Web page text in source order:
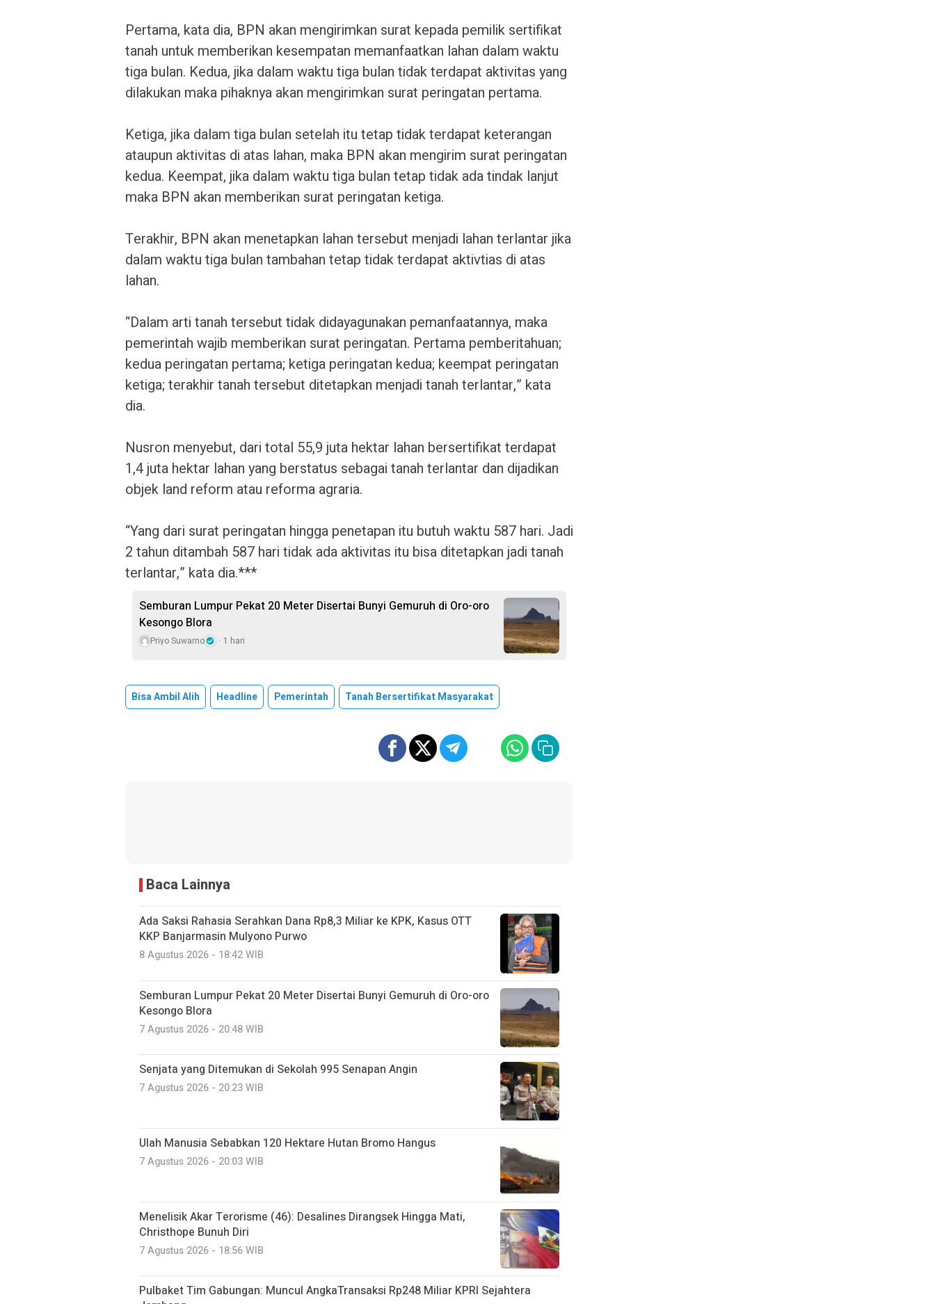
Pertama, kata dia, BPN akan mengirimkan surat kepada pemilik sertifikat
tanah untuk memberikan kesempatan memanfaatkan lahan dalam waktu
tiga bulan. Kedua, jika dalam waktu tiga bulan tidak terdapat aktivitas yang
dilakukan maka pihaknya akan mengirimkan surat peringatan pertama.
Ketiga, jika dalam tiga bulan setelah itu tetap tidak terdapat keterangan
ataupun aktivitas di atas lahan, maka BPN akan mengirim surat peringatan
kedua. Keempat, jika dalam waktu tiga bulan tetap tidak ada tindak lanjut
maka BPN akan memberikan surat peringatan ketiga.
Terakhir, BPN akan menetapkan lahan tersebut menjadi lahan terlantar jika
dalam waktu tiga bulan tambahan tetap tidak terdapat aktivtias di atas
lahan.
“Dalam arti tanah tersebut tidak didayagunakan pemanfaatannya, maka
pemerintah wajib memberikan surat peringatan. Pertama pemberitahuan;
kedua peringatan pertama; ketiga peringatan kedua; keempat peringatan
ketiga; terakhir tanah tersebut ditetapkan menjadi tanah terlantar,” kata
dia.
Nusron menyebut, dari total 55,9 juta hektar lahan bersertifikat terdapat
1,4 juta hektar lahan yang berstatus sebagai tanah terlantar dan dijadikan
objek land reform atau reforma agraria.
“Yang dari surat peringatan hingga penetapan itu butuh waktu 587 hari. Jadi
2 tahun ditambah 587 hari tidak ada aktivitas itu bisa ditetapkan jadi tanah
terlantar,” kata dia.***
Semburan Lumpur Pekat 20 Meter Disertai Bunyi Gemuruh di Oro-oro
Kesongo Blora
Priyo Suwarno 1 hari
Bisa Ambil Alih Headline Pemerintah Tanah Bersertifikat Masyarakat
Baca Lainnya
Ada Saksi Rahasia Serahkan Dana Rp8,3 Miliar ke KPK, Kasus OTT
KKP Banjarmasin Mulyono Purwo
8 Agustus 2026 - 18:42 WIB
Semburan Lumpur Pekat 20 Meter Disertai Bunyi Gemuruh di Oro-oro
Kesongo Blora
7 Agustus 2026 - 20:48 WIB
Senjata yang Ditemukan di Sekolah 995 Senapan Angin
7 Agustus 2026 - 20:23 WIB
Ulah Manusia Sebabkan 120 Hektare Hutan Bromo Hangus
7 Agustus 2026 - 20:03 WIB
Menelisik Akar Terorisme (46): Desalines Dirangsek Hingga Mati,
Christhope Bunuh Diri
7 Agustus 2026 - 18:56 WIB
Pulbaket Tim Gabungan: Muncul AngkaTransaksi Rp248 Miliar KPRI Sejahtera